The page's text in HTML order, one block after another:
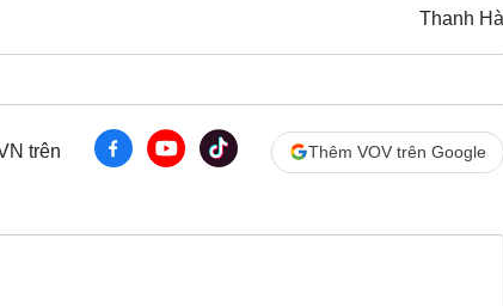
Thanh Hà
trên Thêm VOV trên Google